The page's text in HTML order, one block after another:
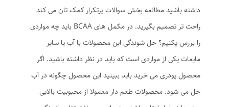
داشته باشید مطالعه بخش سوالات پرتکرار کمک تان می کند
راحت تر تصمیم بگیرید. در مکمل های BCAA باید چه مواردی
را بررس یکنیم؟ حل شوندگی این محصولات با آب یا سایر
مایعات یکی از مواردی است که باید در نظر داشته باشید. اگر
محصول پودری می خرید باید ببینید این محصول چگونه در آب
حل می شود. محصولات طعم دار معمولا از محبوبیت بالایی